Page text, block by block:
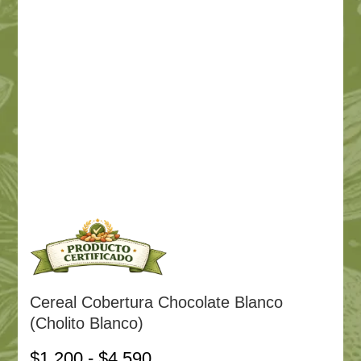
Cereal Cobertura Chocolate Blanco
(Cholito Blanco)